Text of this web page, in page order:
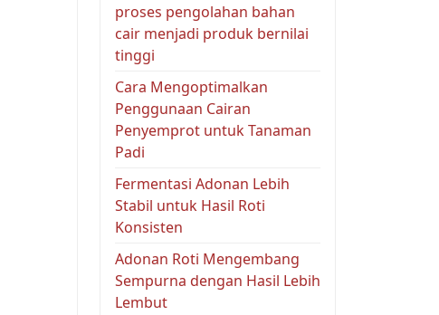
proses pengolahan bahan
cair menjadi produk bernilai
tinggi
Cara Mengoptimalkan
Penggunaan Cairan
Penyemprot untuk Tanaman
Padi
Fermentasi Adonan Lebih
Stabil untuk Hasil Roti
Konsisten
Adonan Roti Mengembang
Sempurna dengan Hasil Lebih
Lembut